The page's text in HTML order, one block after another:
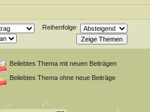
Reihenfolge
Beliebtes Thema mit neuen Beiträgen
Beliebtes Thema ohne neue Beiträge